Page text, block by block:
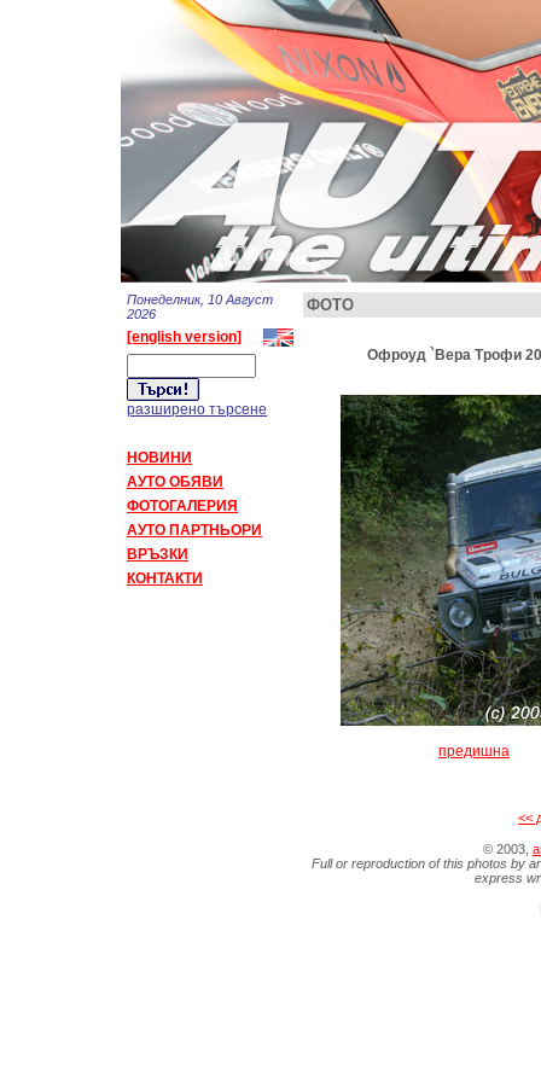
Понеделник, 10 Август
2026
[english version]
разширено търсене
НОВИНИ
АУТО ОБЯВИ
ФОТОГАЛЕРИЯ
АУТО ПАРТНЬОРИ
ВРЪЗКИ
КОНТАКТИ
ФОТО
Офроуд `Вера Трофи
предишна
<<
© 2003,
Full or reproduction of this photos by
express